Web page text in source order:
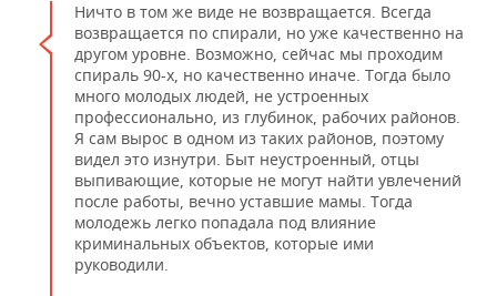
Ничто в том же виде не возвращается. Всегда
возвращается по спирали, но уже качественно на
другом уровне. Возможно, сейчас мы проходим
спираль 90-х, но качественно иначе. Тогда было
много молодых людей, не устроенных
профессионально, из глубинок, рабочих районов.
Я сам вырос в одном из таких районов, поэтому
видел это изнутри. Быт неустроенный, отцы
выпивающие, которые не могут найти увлечений
после работы, вечно уставшие мамы. Тогда
молодежь легко попадала под влияние
криминальных объектов, которые ими
руководили.